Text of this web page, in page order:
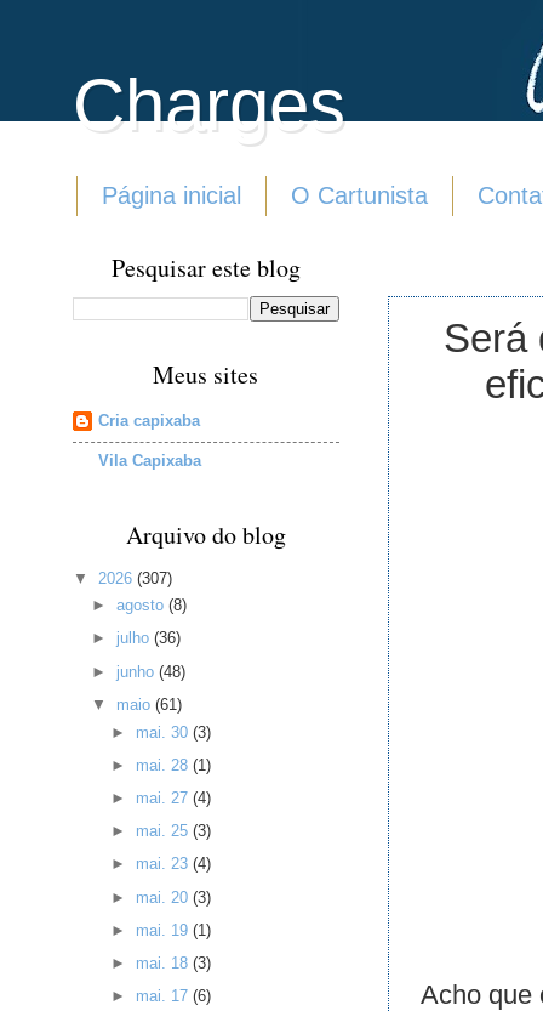
Charges
Página inicial O Cartunista
Será
Acho que
Pesquisar este blog
Meus sites
Cria capixaba
Vila Capixaba
Arquivo do blog
▼ 2026 (307)
►agosto(8)
► julho(36)
► junho(48)
▼ maio(61)
► mai. 30 (3)
► mai. 28 (1)
► mai. 27 (4)
► mai. 25 (3)
► mai. 23 (4)
► mai. 20 (3)
► mai. 19 (1)
► mai. 18 (3)
► mai. 17 (6)